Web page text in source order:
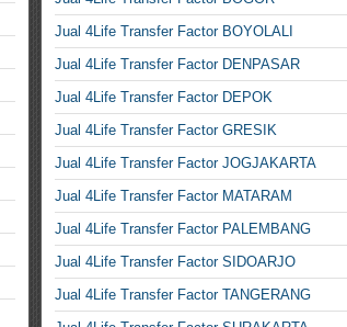
Jual 4Life Transfer Factor BOYOLALI
Jual 4Life Transfer Factor DENPASAR
Jual 4Life Transfer Factor DEPOK
Jual 4Life Transfer Factor GRESIK
Jual 4Life Transfer Factor JOGJAKARTA
Jual 4Life Transfer Factor MATARAM
Jual 4Life Transfer Factor PALEMBANG
Jual 4Life Transfer Factor SIDOARJO
Jual 4Life Transfer Factor TANGERANG